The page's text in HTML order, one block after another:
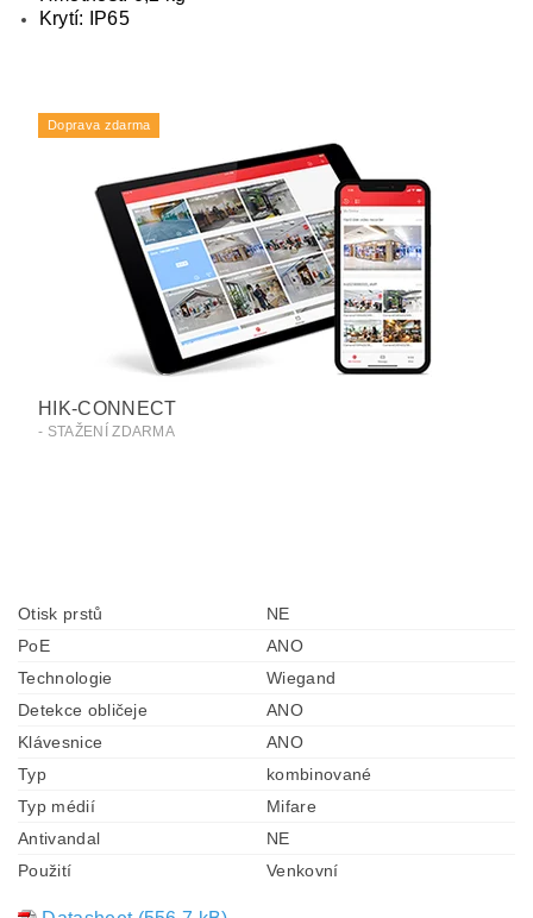
Krytí: IP65
Doprava zdarma
HIK-CONNECT
- STAŽENÍ ZDARMA
Otisk prstů
NE
PoE
ANO
Technologie
Wiegand
Detekce obličeje
ANO
Klávesnice
ANO
Typ
kombinované
Typ médií
Mifare
Antivandal
NE
Použití
Venkovní